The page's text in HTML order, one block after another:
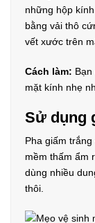
những hộp
bằng vải thô
vết xước trên
Cách làm:
mặt kính nhẹ
Sử dụng
Pha giấm
mềm thấm ẩm
dùng nhiều
thôi.